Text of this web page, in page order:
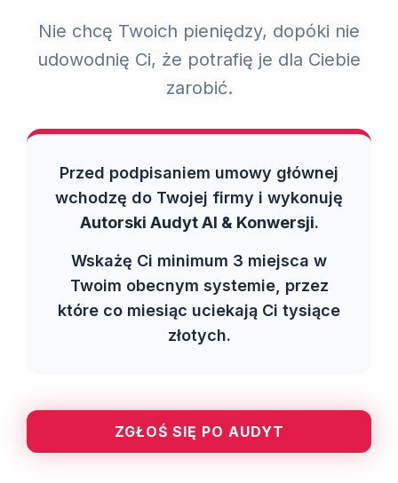
Nie chcę Twoich pieniędzy, dopóki nie
udowodnię Ci, że potrafię je dla Ciebie
zarobić.
Przed podpisaniem umowy głównej
wchodzę do Twojej firmy i wykonuję
Autorski Audyt AI & Konwersji.
Wskażę Ci minimum 3 miejsca w
Twoim obecnym systemie, przez
które co miesiąc uciekają Ci tysiące
złotych.
ZGŁOŚ SIĘ PO AUDYT